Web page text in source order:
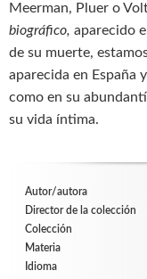
Meerman, Pluer o
biográfico, aparecido
de su muerte,
aparecida en España
como en su
su vida íntima.
Autor/autora
Director de la colección
Colección
Materia
Idioma